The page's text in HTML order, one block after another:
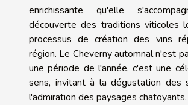
enrichissante qu'elle
découverte des traditions viticoles
processus de création des vins
région. Le Cheverny automnal n'est
une période de l'année, c'est une
sens, invitant à la dégustation des
l'admiration des paysages chatoyants.